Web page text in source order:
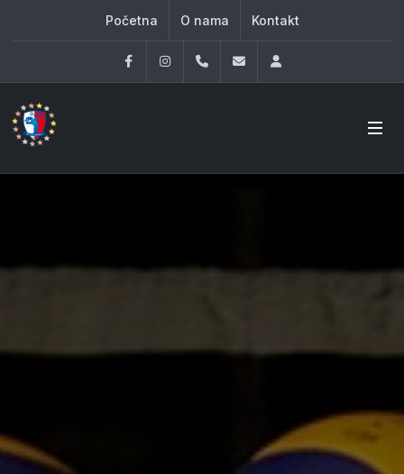
Početna O nama Kontakt
FacebookInstagram060 33 86 930